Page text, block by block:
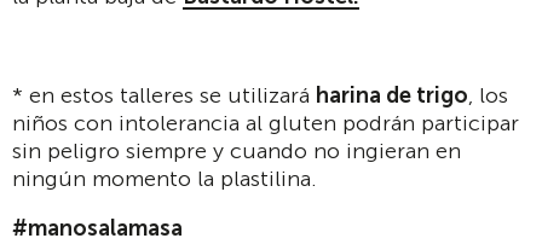
* en estos talleres se utilizará harina de trigo, los
niños con intolerancia al gluten podrán participar
sin peligro siempre y cuando no ingieran en
ningún momento la plastilina.
#manosalamasa